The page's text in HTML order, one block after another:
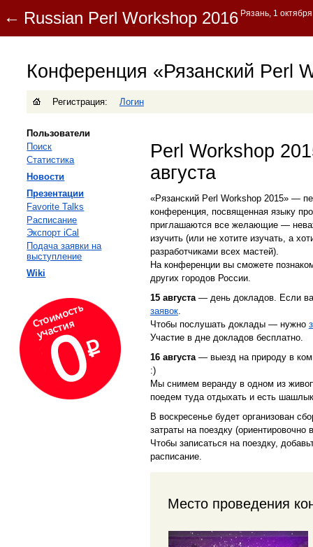
Конференция «Рязанский Perl
Регистрация: Логин
Пользователи
Поиск
Статистика
Новости
Презентации
Favorite Talks
Расписание
Экспорт iCal
Подача заявки на
выступление
Wiki
Perl Workshop
августа
«Рязанский Perl Workshop 2015» —
конференция, посвященная языку
приглашаются все желающие —
изучить (или не хотите изучать, а
разработчиками всех мастей).
На конференции вы сможете
других городов России.
15 августа— день докладов. Если
заявок.
Чтобы послушать доклады — нужно
Участие в дне докладов бесплатно.
16 августа— выезд на природу в
:)
Мы снимем веранду в одном из
поедем туда отдыхать и есть
В воскресенье будет организован
затраты на поездку (ориентировочно
Чтобы записаться на поездку,
расписание.
Место проведения